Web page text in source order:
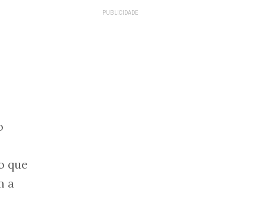
que
a